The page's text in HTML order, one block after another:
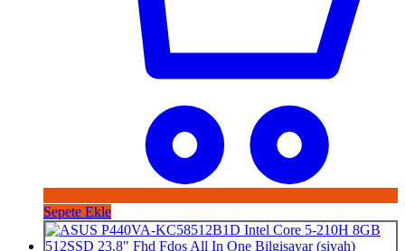
Sepete Ekle